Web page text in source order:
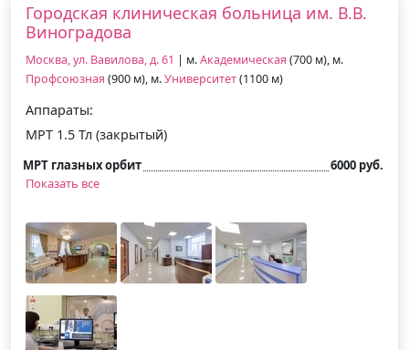
Городская клиническая больница им. В.В.
Виноградова
Москва, ул. Вавилова, д. 61 | м.Академическая (700 м), м.
Профсоюзная (900 м), м.Университет(1100 м)
Аппараты:
МРТ 1.5 Тл (закрытый)
МРТ глазных орбит
6000 руб.
Показать все